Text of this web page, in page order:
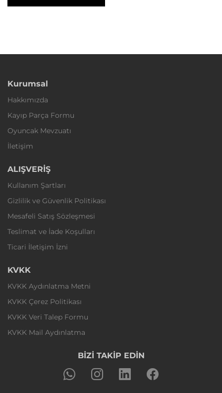
Kurumsal
Hakkımızda
Kayıp Parça Formu
Oyuncak Mevzuatı
İletişim
ALIŞVERİŞ
Kullanım Şartları
Gizlilik ve Güvenlik Politikası
Mesafeli Satış Sözleşmesi
Teslimat ve İade Koşulları
Ticari İletişim İzni
KVKK
KVKK Aydınlatma Metni
KVKK Çerez Politikası
KVKK Veri Talep Formu
KVKK Mail Aydınlatma
BİZİ TAKİP EDİN